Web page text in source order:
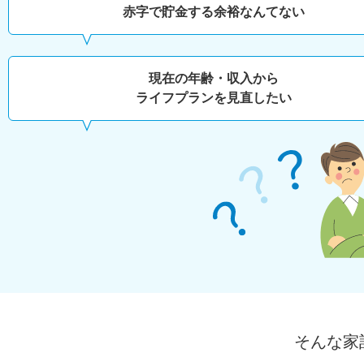
赤字で貯金する余裕なんてない
現在の年齢・収入から
ライフプランを見直したい
そんな